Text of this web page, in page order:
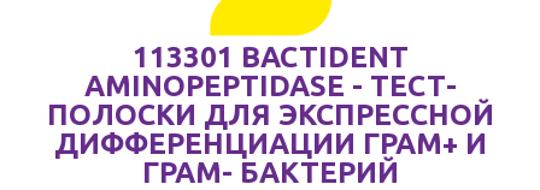
113301 BACTIDENT
AMINOPEPTIDASE - ТЕСТ-
ПОЛОСКИ ДЛЯ ЭКСПРЕССНОЙ
ДИФФЕРЕНЦИАЦИИ ГРАМ+ И
ГРАМ- БАКТЕРИЙ